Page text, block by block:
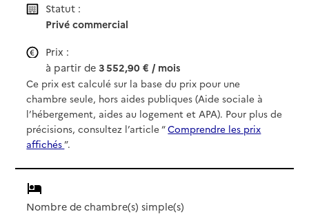
Statut :
Privé commercial
Prix :
à partir de3 552,90 € / mois
Ce prix est calculé sur la base du prix pour une
chambre seule, hors aides publiques (Aide sociale à
l’hébergement, aides au logement et APA). Pour plus de
précisions, consultez l’article “Comprendre les prix
affichés”.
Nombre de chambre(s) simple(s)